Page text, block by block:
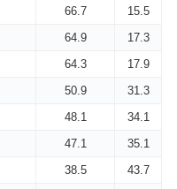
66.7
15.5
64.9
17.3
64.3
17.9
50.9
31.3
48.1
34.1
47.1
35.1
38.5
43.7